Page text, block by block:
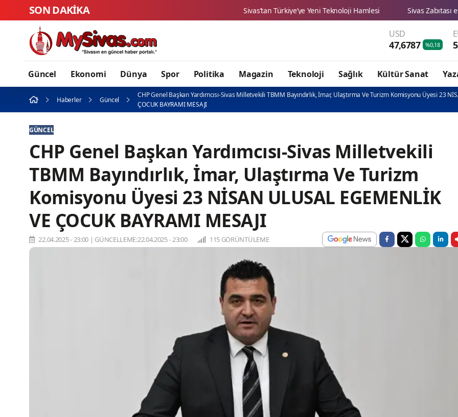
SON DAKİKA Sivas’tan Türkiye’ye Yeni Teknoloji Hamlesi Sivas Zabıtası esnafımızın
USD
47,6787 %0,18
Güncel Ekonomi Dünya Spor Politika Magazin Teknoloji Sağlık Kültür Sanat
Haberler Güncel
CHP Genel Başkan Yardımcısı-Sivas Milletvekili TBMM Bayındırlık, İmar, Ulaştırma Ve Turizm Komisyonu Üyesi 23
ÇOCUK BAYRAMI MESAJI
GÜNCEL
CHP Genel Başkan Yardımcısı-Sivas Milletvekili
TBMM Bayındırlık, İmar, Ulaştırma Ve Turizm
Komisyonu Üyesi 23 NİSAN ULUSAL EGEMENLİK
VE ÇOCUK BAYRAMI MESAJI
22.04.2025 - 23:00 | GÜNCELLEME:22.04.2025 - 23:00 115 GÖRÜNTÜLEME